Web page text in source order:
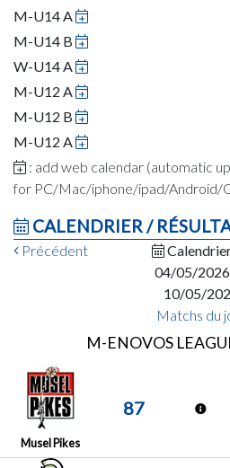
M-U14 A
M-U14 B
W-U14 A
M-U12 A
M-U12 B
M-U12 A
: add web calendar (automatic
for PC/Mac/iphone/ipad/Android/
CALENDRIER /
Précédent
04/05/
10/05/
Matchs du
M-ENOVOS
Musel Pikes
87